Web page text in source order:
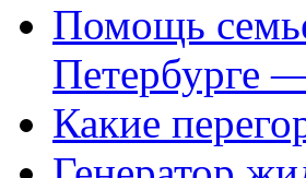
Помощь
Петербурге
Какие